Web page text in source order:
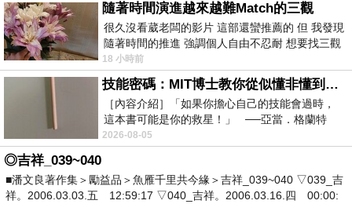
而且24小時都能買，上網慢慢挑選，不用等店家開
門也不用看店員臉色，這麼方便當然選擇在
網路上購買~~
童鞋推薦開箱分享於是我參考了其他網友福利品
英國SKOOT拉風旅行摩托車 (兩色任選)的推薦開箱
文及心得分享!
隨著時間演進越來越難Match的三觀
很久沒看葳老闆的影片 這部還蠻推薦的 但 我發現
隨著時間的推進 強調個人自由不忍耐 想要找三觀
接近的不要說對象 連朋友都超
18 小時前
技能密碼：MIT博士教你從似懂非懂到穩定輸出，把專業變事業的職能升級攻略 /麥特．比恩(容錯)
［內容介紹］「如果你擔心自己的技能會過時，
這本書可能是你的救星！」 ──亞當．格蘭特
（Adam Grant），《
2026-08-05
◎吉祥_039~040
■潘文良著作集＞勵益品＞魚雁千里共今緣＞吉祥_039~040 ▽039_吉
祥。2006.03.03.五 12:59:17 ▽040_吉祥。2006.03.16.四 00:00: